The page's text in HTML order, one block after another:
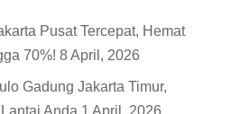
Pusat Tercepat, Hemat
70%! 8 April, 2026
Gadung Jakarta Timur,